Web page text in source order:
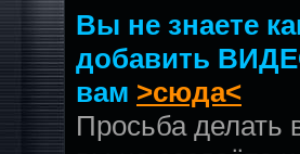
Вы не знаете
добавить
вам >сюда<
Просьба делать